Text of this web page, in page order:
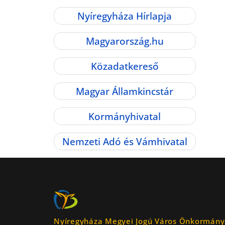
Nyíregyháza Hírlapja
Magyarország.hu
Közadatkereső
Magyar Államkincstár
Kormányhivatal
Nemzeti Adó és Vámhivatal
Nyíregyháza Megyei Jogú Város